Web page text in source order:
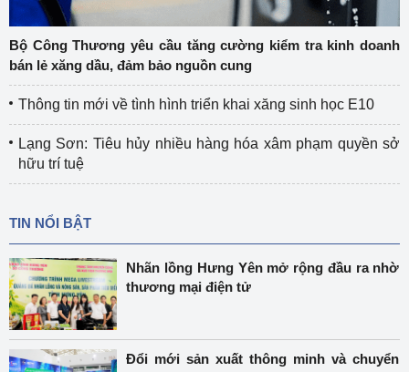
Bộ Công Thương yêu cầu tăng cường kiểm tra kinh doanh
bán lẻ xăng dầu, đảm bảo nguồn cung
Thông tin mới về tình hình triển khai xăng sinh học E10
Lạng Sơn: Tiêu hủy nhiều hàng hóa xâm phạm quyền sở
hữu trí tuệ
TIN NỔI BẬT
Nhãn lồng Hưng Yên mở rộng đầu ra nhờ
thương mại điện tử
Đổi mới sản xuất thông minh và chuyển